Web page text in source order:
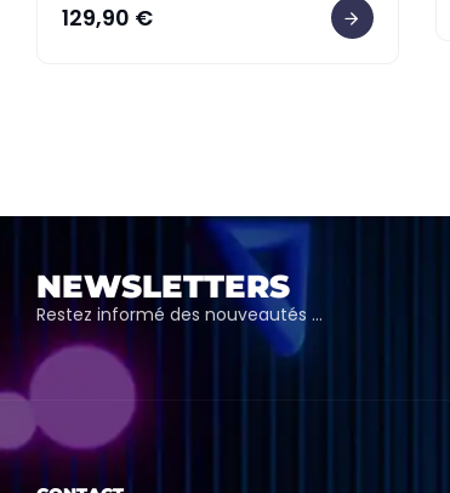
129,90 €
NEWSLETTERS
Restez informé des nouveautés …